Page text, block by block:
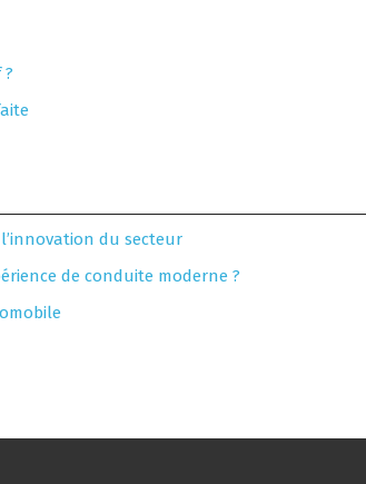
du secteur
de conduite moderne ?